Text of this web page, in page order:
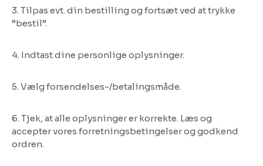
3. Tilpas evt. din bestilling og fortsæt ved at trykke
”bestil”.
4. Indtast dine personlige oplysninger.
5. Vælg forsendelses-/betalingsmåde.
6. Tjek, at alle oplysninger er korrekte. Læs og
accepter vores forretningsbetingelser og godkend
ordren.